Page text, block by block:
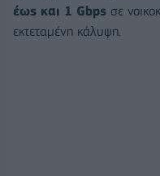
έως και 1 Gbps σε
εκτεταμένη κάλυψη.